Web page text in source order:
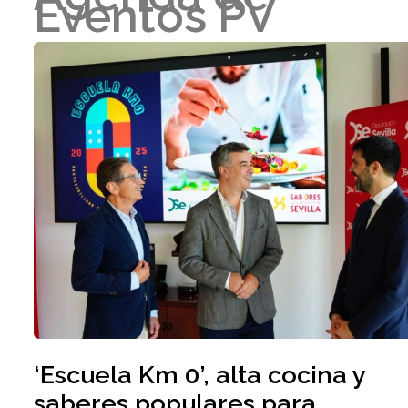
Eventos PV
‘Escuela Km 0’, alta cocina y